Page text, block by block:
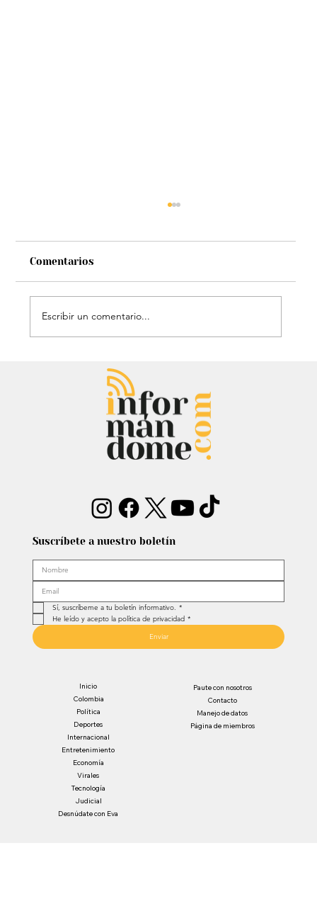
Audiencia de Maduro en Estados
Unidos: Debate por fondos para su
defensa marca el proceso
Comentarios
Escribir un comentario...
Suscríbete a nuestro boletín
Sí, suscríbeme a tu boletín informativo. *
He leído y acepto la política de privacidad *
Enviar
Inicio
Colombia
Política
Deportes
Internacional
Entretenimiento
Economía
Virales
Tecnología
Judicial
Desnúdate con Eva
Paute con nosotros
Contacto
Manejo de datos
Página de miembros